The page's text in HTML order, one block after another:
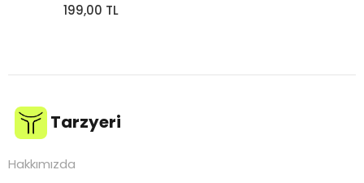
199,00 TL
Tarzyeri
Hakkımızda